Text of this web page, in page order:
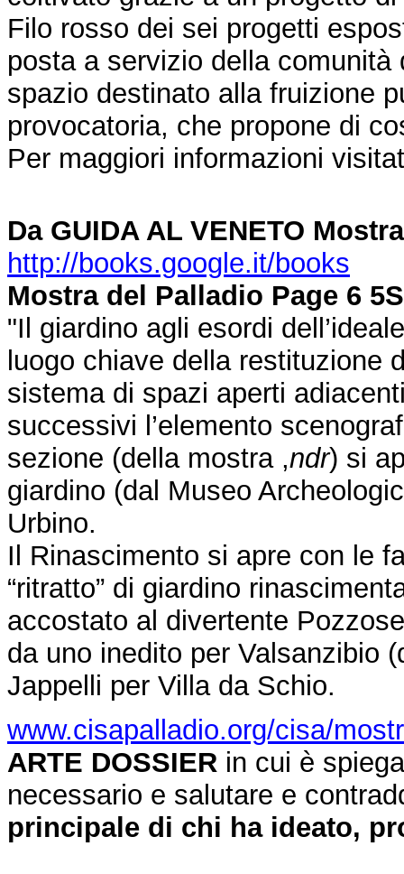
Filo rosso dei sei progetti
posta a servizio della comunità
spazio destinato alla fruizione
provocatoria, che propone di
Per maggiori informazioni
Da GUIDA AL VENETO
http://books.google.it/books
Mostra del Palladio Page 6
"Il giardino agli esordi
luogo chiave della restituzione
sistema di spazi aperti
successivi l’elemento
sezione (della mostra ,ndr) si
giardino (dal Museo
Urbino.
Il Rinascimento si apre con le
“ritratto” di giardino
accostato al divertente
da uno inedito per Valsanzibio
Jappelli per Villa da Schio.
www.cisapalladio.org/cisa/
ARTE DOSSIER in cui è
necessario e salutare e
principale di chi ha ideato,